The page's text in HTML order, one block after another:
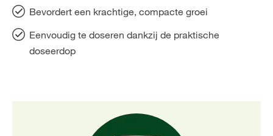
Bevordert een krachtige, compacte groei
Eenvoudig te doseren dankzij de praktische
doseerdop